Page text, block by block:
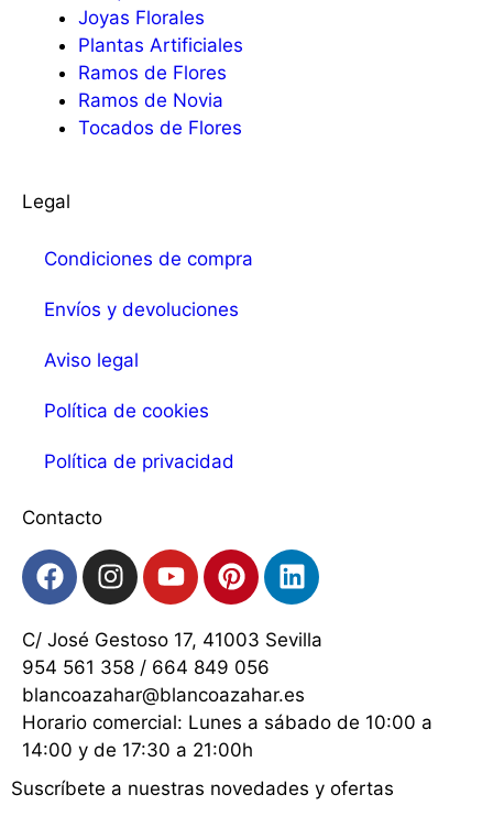
Joyas Florales
Plantas Artificiales
Ramos de Flores
Ramos de Novia
Tocados de Flores
Legal
Condiciones de compra
Envíos y devoluciones
Aviso legal
Política de cookies
Política de privacidad
Contacto
C/ José Gestoso 17, 41003 Sevilla
954 561 358 / 664 849 056
blancoazahar@blancoazahar.es
Horario comercial: Lunes a sábado de 10:00 a
14:00 y de 17:30 a 21:00h
Suscríbete a nuestras novedades y ofertas